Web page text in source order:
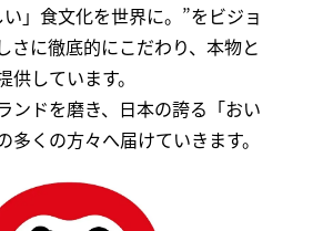
」食文化を世界に。”をビジョ
さに徹底的にこだわり、本物と
しています。
ンドを磨き、日本の誇る「おい
多くの方々へ届けていきます。